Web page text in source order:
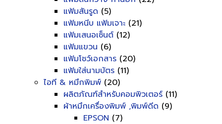
แฟ้มสันรูด (5)
แฟ้มหนีบ แฟ้มเจาะ (21)
แฟ้มเสนอเซ็นต์ (12)
แฟ้มแขวน (6)
แฟ้มโชว์เอกสาร (20)
แฟ้มใส่นามบัตร (11)
ไอที & หมึกพิมพ์ (20)
ผลิตภัณฑ์สำหรับคอมพิวเตอร์ (11)
ผ้าหมึกเครื่องพิมพ์ ,พิมพ์ดีด (9)
EPSON (7)